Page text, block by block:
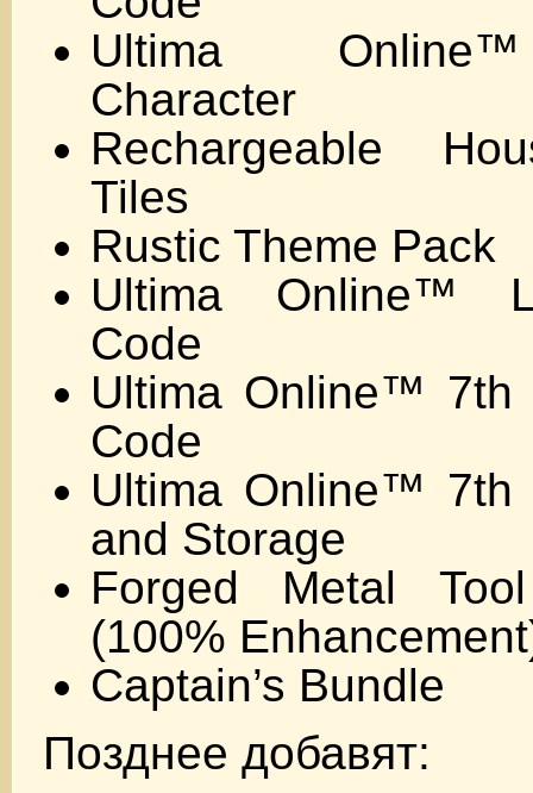
Ultima
Character
Rechargeable
Tiles
Rustic Theme Pack
Ultima Online™
Code
Ultima Online™ 7th
Code
Ultima Online™ 7th
and Storage
Forged Metal
(100%
Captain’s Bundle
Позднее добавят: